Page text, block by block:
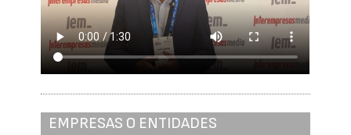
EMPRESAS O ENTIDADES